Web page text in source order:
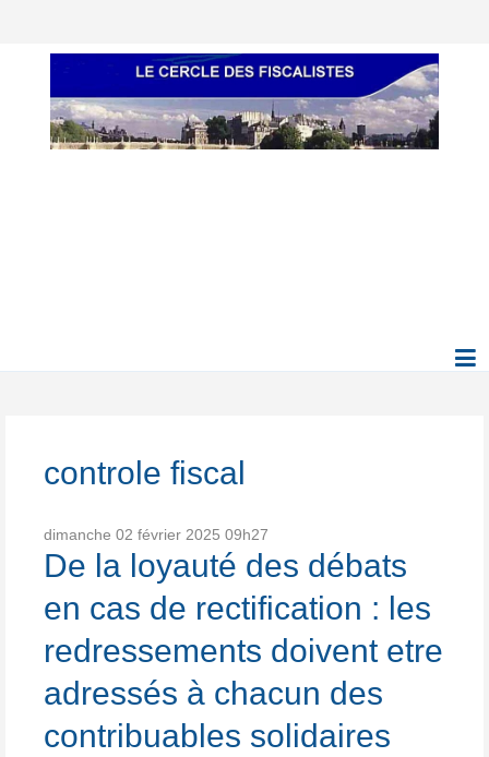
controle fiscal
dimanche 02 février 2025 09h27
De la loyauté des débats
en cas de rectification : les
redressements doivent etre
adressés à chacun des
contribuables solidaires